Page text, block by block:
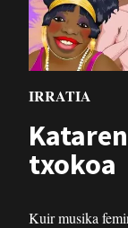
IRRATIA
txokoa
Kuir musika